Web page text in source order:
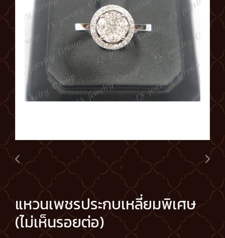
แหวนเพชรประกบเหลี่ยมพิเศษ
(ไม่เห็นรอยต่อ)